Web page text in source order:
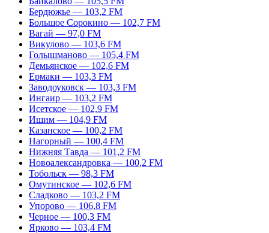
Бердюжье — 103,2 FM
Большое Сорокино — 102,7 FM
Вагай — 97,0 FM
Викулово — 103,6 FM
Голышманово — 105,4 FM
Демьянское — 102,6 FM
Ермаки — 103,3 FM
Заводоуковск — 103,3 FM
Ингаир — 103,2 FM
Исетское — 102,9 FM
Ишим — 104,9 FM
Казанское — 100,2 FM
Нагорный — 100,4 FM
Нижняя Тавда — 101,2 FM
Новоалександровка — 100,2 FM
Тобольск — 98,3 FM
Омутинское — 102,6 FM
Сладково — 103,2 FM
Упорово — 106,8 FM
Черное — 100,3 FM
Ярково — 103,4 FM